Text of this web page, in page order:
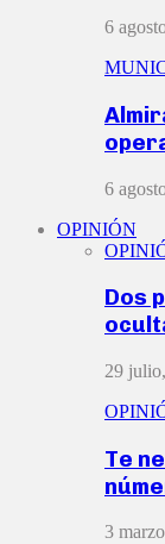
6
6
OPINIÓN
Dos
29
Te
3